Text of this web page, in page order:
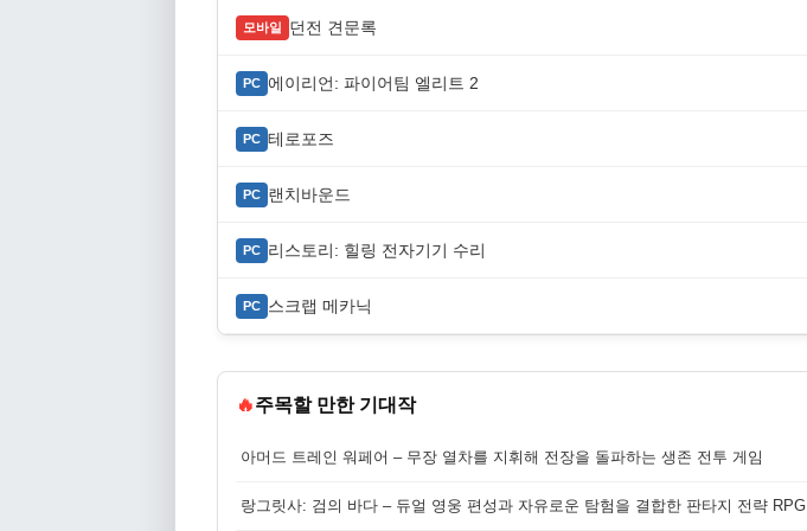
모바일 던전 견문록
PC 에이리언: 파이어팀 엘리트 2
PC 테로포즈
PC 랜치바운드
PC 리스토리: 힐링 전자기기 수리
PC 스크랩 메카닉
🔥주목할 만한 기대작
아머드 트레인 워페어 – 무장 열차를 지휘해 전장을 돌파하는 생존 전투 게임
랑그릿사: 검의 바다 – 듀얼 영웅 편성과 자유로운 탐험을 결합한 판타지 전략 RPG